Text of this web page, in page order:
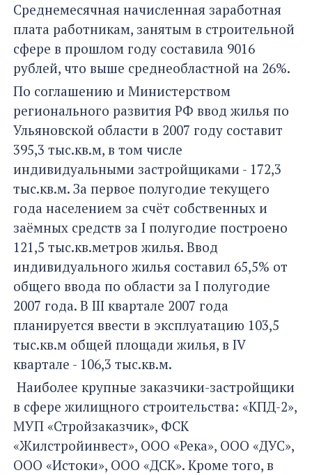
Среднемесячная начисленная заработная
плата работникам, занятым в строительной
сфере в прошлом году составила 9016
рублей, что выше среднеобластной на 26%.
По соглашению и Министерством
регионального развития РФ ввод жилья по
Ульяновской области в 2007 году составит
395,3 тыс.кв.м, в том числе
индивидуальными застройщиками - 172,3
тыс.кв.м. За первое полугодие текущего
года населением за счёт собственных и
заёмных средств за I полугодие построено
121,5 тыс.кв.метров жилья. Ввод
индивидуального жилья составил 65,5% от
общего ввода по области за I полугодие
2007 года. В III квартале 2007 года
планируется ввести в эксплуатацию 103,5
тыс.кв.м общей площади жилья, в IV
квартале - 106,3 тыс.кв.м.
Наиболее крупные заказчики-застройщики
в сфере жилищного строительства: «КПД-2»,
МУП «Стройзаказчик», ФСК
«Жилстройинвест», ООО «Река», ООО «ДУС»,
ООО «Истоки», ООО «ДСК». Кроме того, в